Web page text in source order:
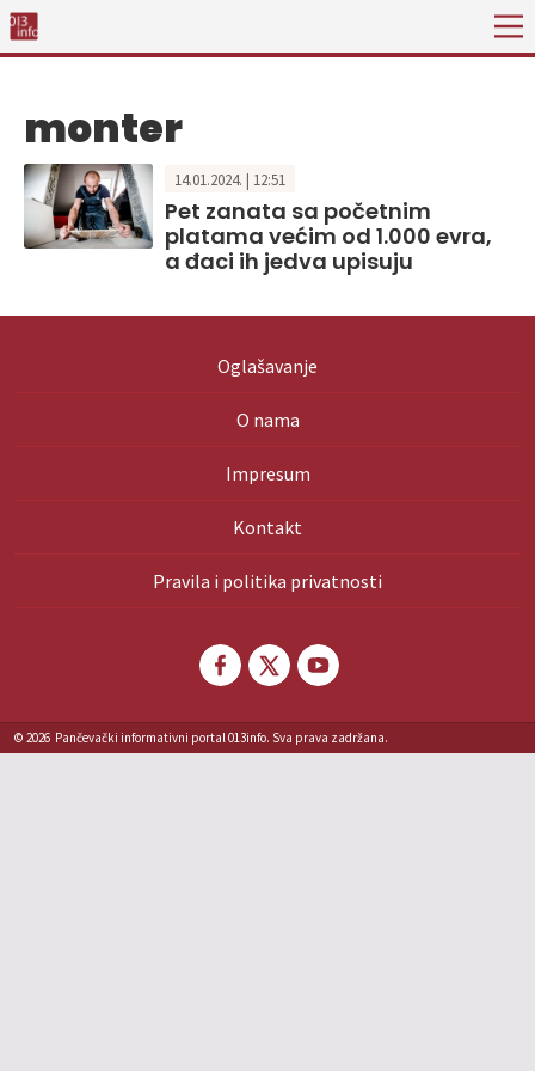
monter
14.01.2024. | 12:51
Pet zanata sa početnim
platama većim od 1.000 evra,
a đaci ih jedva upisuju
Oglašavanje
O nama
Impresum
Kontakt
Pravila i politika privatnosti
© 2026 Pančevački informativni portal 013info. Sva prava zadržana.